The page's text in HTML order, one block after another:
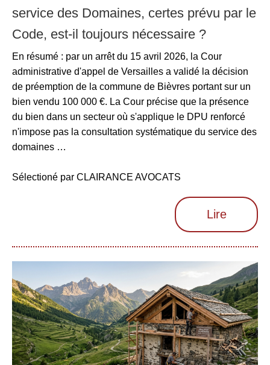
service des Domaines, certes prévu par le
Code, est-il toujours nécessaire ?
En résumé : par un arrêt du 15 avril 2026, la Cour
administrative d'appel de Versailles a validé la décision
de préemption de la commune de Bièvres portant sur un
bien vendu 100 000 €. La Cour précise que la présence
du bien dans un secteur où s'applique le DPU renforcé
n'impose pas la consultation systématique du service des
domaines …
Sélectioné par CLAIRANCE AVOCATS
Lire